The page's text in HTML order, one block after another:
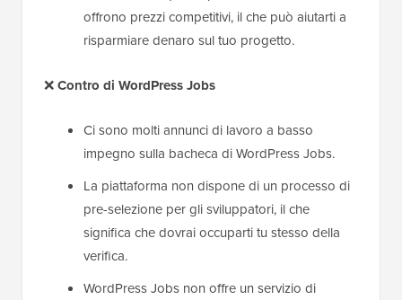
offrono prezzi competitivi, il che può aiutarti a
risparmiare denaro sul tuo progetto.
❌Contro di WordPress Jobs
Ci sono molti annunci di lavoro a basso
impegno sulla bacheca di WordPress Jobs.
La piattaforma non dispone di un processo di
pre-selezione per gli sviluppatori, il che
significa che dovrai occuparti tu stesso della
verifica.
WordPress Jobs non offre un servizio di